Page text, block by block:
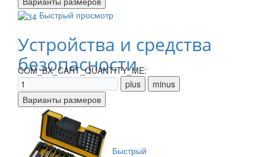
Быстрый просмотр
Устройства и средства
безопасности
COM_BX_CART_QUANTITY_ME:
Быстрый